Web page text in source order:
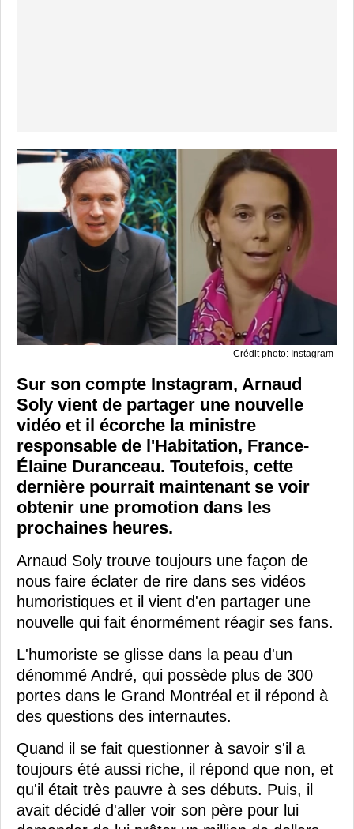
Crédit photo: Instagram
Sur son compte Instagram, Arnaud
Soly vient de partager une nouvelle
vidéo et il écorche la ministre
responsable de l'Habitation, France-
Élaine Duranceau. Toutefois, cette
dernière pourrait maintenant se voir
obtenir une promotion dans les
prochaines heures.
Arnaud Soly trouve toujours une façon de
nous faire éclater de rire dans ses vidéos
humoristiques et il vient d'en partager une
nouvelle qui fait énormément réagir ses fans.
L'humoriste se glisse dans la peau d'un
dénommé André, qui possède plus de 300
portes dans le Grand Montréal et il répond à
des questions des internautes.
Quand il se fait questionner à savoir s'il a
toujours été aussi riche, il répond que non, et
qu'il était très pauvre à ses débuts. Puis, il
avait décidé d'aller voir son père pour lui